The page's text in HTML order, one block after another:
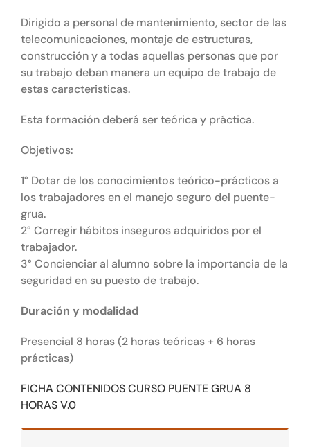
Dirigido a personal de mantenimiento, sector de las
telecomunicaciones, montaje de estructuras,
construcción y a todas aquellas personas que por
su trabajo deban manera un equipo de trabajo de
estas caracteristicas.
Esta formación deberá ser teórica y práctica.
Objetivos:
1° Dotar de los conocimientos teórico-prácticos a
los trabajadores en el manejo seguro del puente-
grua.
2° Corregir hábitos inseguros adquiridos por el
trabajador.
3° Concienciar al alumno sobre la importancia de la
seguridad en su puesto de trabajo.
Duración y modalidad
Presencial 8 horas (2 horas teóricas + 6 horas
prácticas)
FICHA CONTENIDOS CURSO PUENTE GRUA 8
HORAS V.0